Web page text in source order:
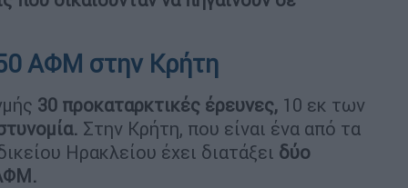
ΑΦΜ στην Κρήτη
30 προκαταρκτικές έρευνες, 10 εκ των
Στην Κρήτη, που είναι ένα από τα
Ηρακλείου έχει διατάξει δύο